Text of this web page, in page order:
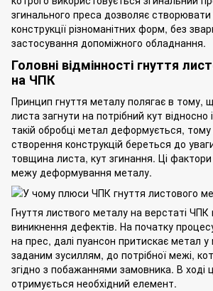
згинального преса дозволяє створювати
конструкції різноманітних форм, без
застосування допоміжного обладнання.
Головні відмінності гнуття
на ЧПК
Принцип гнуття металу полягає в тому,
листа загнути на потрібний кут відносно
такій обробці метал деформується, тому
створення конструкцій береться до
товщина листа, кут згинання. Ці
межу деформування металу.
Гнуття листвого металу на верстаті
виникнення дефектів. На початку
на прес, далі пуансон притискає метал
заданим зусиллям, до потрібної межі,
згідно з побажаннями замовника. В ході
отримується необхідний елемент.